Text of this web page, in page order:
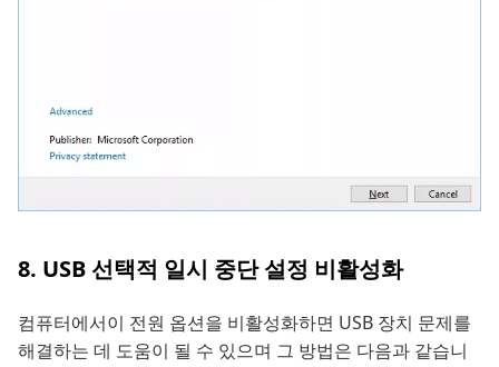
8. USB 선택적 일시 중단 설정 비활성화
컴퓨터에서이 전원 옵션을 비활성화하면 USB 장치 문제를
해결하는 데 도움이 될 수 있으며 그 방법은 다음과 같습니